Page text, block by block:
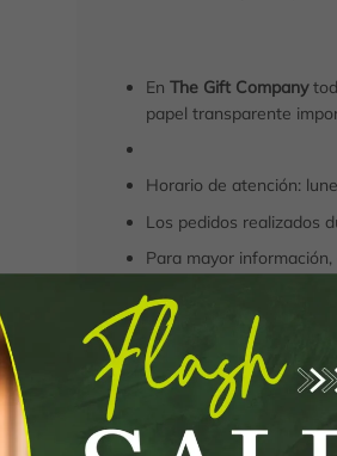
En The Gift Company
papel transparente
Horario de atención:
Los pedidos realizados
Para mayor
Ancheta Caja Alegría